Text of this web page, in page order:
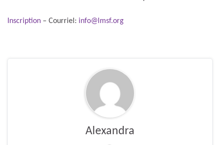
Inscription – Courriel: info@lmsf.org
Alexandra